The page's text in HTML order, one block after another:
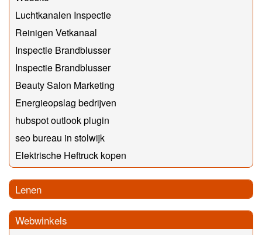
Luchtkanalen Inspectie
Reinigen Vetkanaal
Inspectie Brandblusser
Inspectie Brandblusser
Beauty Salon Marketing
Energieopslag bedrijven
hubspot outlook plugin
seo bureau in stolwijk
Elektrische Heftruck kopen
Lenen
Webwinkels